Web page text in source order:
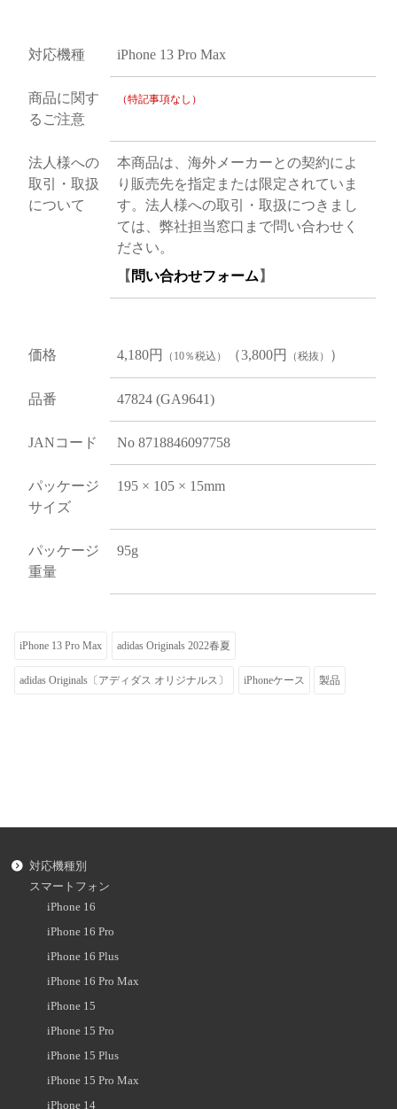
対応機種 iPhone 13 Pro Max
商品に関す
るご注意
（特記事項なし）
法人様への
取引・取扱
について
本商品は、海外メーカーとの契約によ
り販売先を指定または限定されていま
す。法人様への取引・取扱につきまし
ては、弊社担当窓口まで問い合わせく
ださい。
【 問い合わせフォーム 】
価格 4,180円 （10％税込） （3,800円 （税抜） ）
品番 47824 (GA9641)
JANコード No 8718846097758
パッケージ
サイズ
195 × 105 × 15mm
パッケージ
重量
95g
iPhone 13 Pro Max adidas Originals 2022春夏
adidas Originals〔アディダス オリジナルス〕 iPhoneケース 製品
対応機種別
スマートフォン
iPhone 16
iPhone 16 Pro
iPhone 16 Plus
iPhone 16 Pro Max
iPhone 15
iPhone 15 Pro
iPhone 15 Plus
iPhone 15 Pro Max
iPhone 14